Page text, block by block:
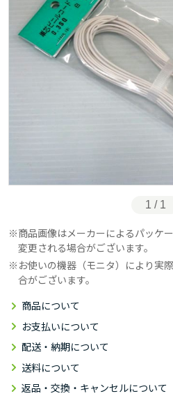
1 / 1
商品画像はメーカーによるパッケ
変更される場合がございます。
お使いの機器（モニタ）により実
合がございます。
商品について
お支払いについて
配送・納期について
送料について
返品・交換・キャンセルについて